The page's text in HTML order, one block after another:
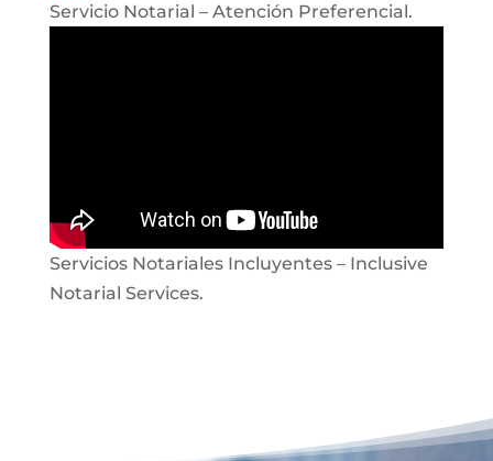
Servicio Notarial – Atención Preferencial.
Servicios Notariales Incluyentes – Inclusive
Notarial Services.